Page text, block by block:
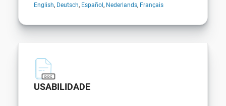
English, Deutsch, Español, Nederlands, Français
USABILIDADE